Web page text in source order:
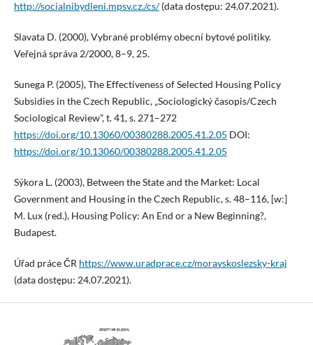
http://socialnibydleni.mpsv.cz./cs/(data dostępu: 24.07.2021).
Slavata D. (2000), Vybrané problémy obecní bytové politiky.
Veřejná správa 2/2000, 8–9, 25.
Sunega P. (2005), The Effectiveness of Selected Housing Policy
Subsidies in the Czech Republic, „Sociologický časopis/Czech
Sociological Review”, t. 41, s. 271–272
https://doi.org/10.13060/00380288.2005.41.2.05 DOI:
https://doi.org/10.13060/00380288.2005.41.2.05
Sýkora L. (2003), Between the State and the Market: Local
Government and Housing in the Czech Republic, s. 48–116, [w:]
M. Lux (red.), Housing Policy: An End or a New Beginning?,
Budapest.
Úřad práce ČR https://www.uradprace.cz/moravskoslezsky-kraj
(data dostępu: 24.07.2021).